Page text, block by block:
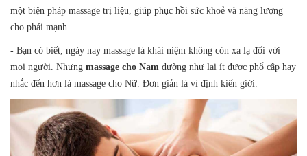
một biện pháp massage trị liệu, giúp phục hồi sức khoẻ và năng lượng
cho phái mạnh.
- Bạn có biết, ngày nay massage là khái niệm không còn xa lạ đối với
mọi người. Nhưng massage cho Nam dường như lại ít được phổ cập hay
nhắc đến hơn là massage cho Nữ. Đơn giản là vì định kiến giới.